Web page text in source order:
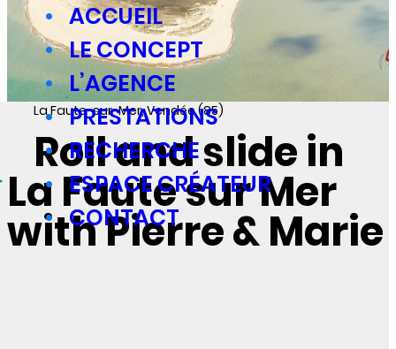
ACCUEIL
LE CONCEPT
L’AGENCE
PRESTATIONS
RECHERCHE
ESPACE CRÉATEUR
CONTACT
La Faute-sur-Mer, Vendée (85)
Roll and slide in
La Faute sur Mer
with Pierre & Marie